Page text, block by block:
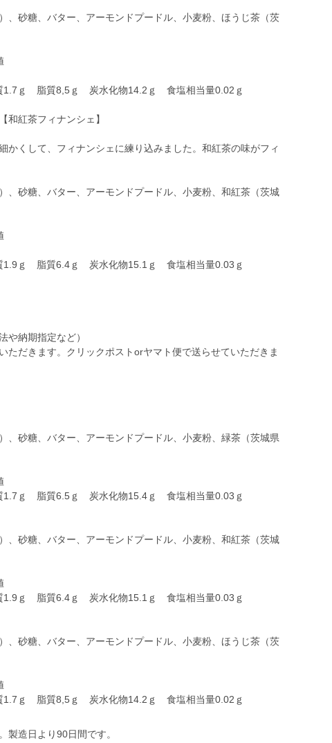
砂糖、バター、アーモンドプードル、小麦粉、ほうじ茶（茨
ｇ 脂質8,5ｇ 炭水化物14.2ｇ 食塩相当量0.02ｇ
和紅茶フィナンシェ】
かくして、フィナンシェに練り込みました。和紅茶の味がフィ
砂糖、バター、アーモンドプードル、小麦粉、和紅茶（茨城
ｇ 脂質6.4ｇ 炭水化物15.1ｇ 食塩相当量0.03ｇ
や納期指定など）
ただきます。クリックポストorヤマト便で送らせていただきま
砂糖、バター、アーモンドプードル、小麦粉、緑茶（茨城県
ｇ 脂質6.5ｇ 炭水化物15.4ｇ 食塩相当量0.03ｇ
砂糖、バター、アーモンドプードル、小麦粉、和紅茶（茨城
ｇ 脂質6.4ｇ 炭水化物15.1ｇ 食塩相当量0.03ｇ
砂糖、バター、アーモンドプードル、小麦粉、ほうじ茶（茨
製造日より90日間です。